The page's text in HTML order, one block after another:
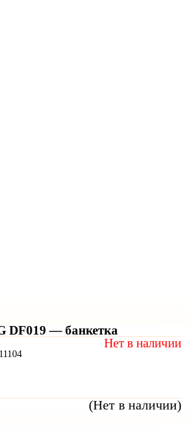
DF019 — банкетка
(Нет в наличии)
Нет в наличии